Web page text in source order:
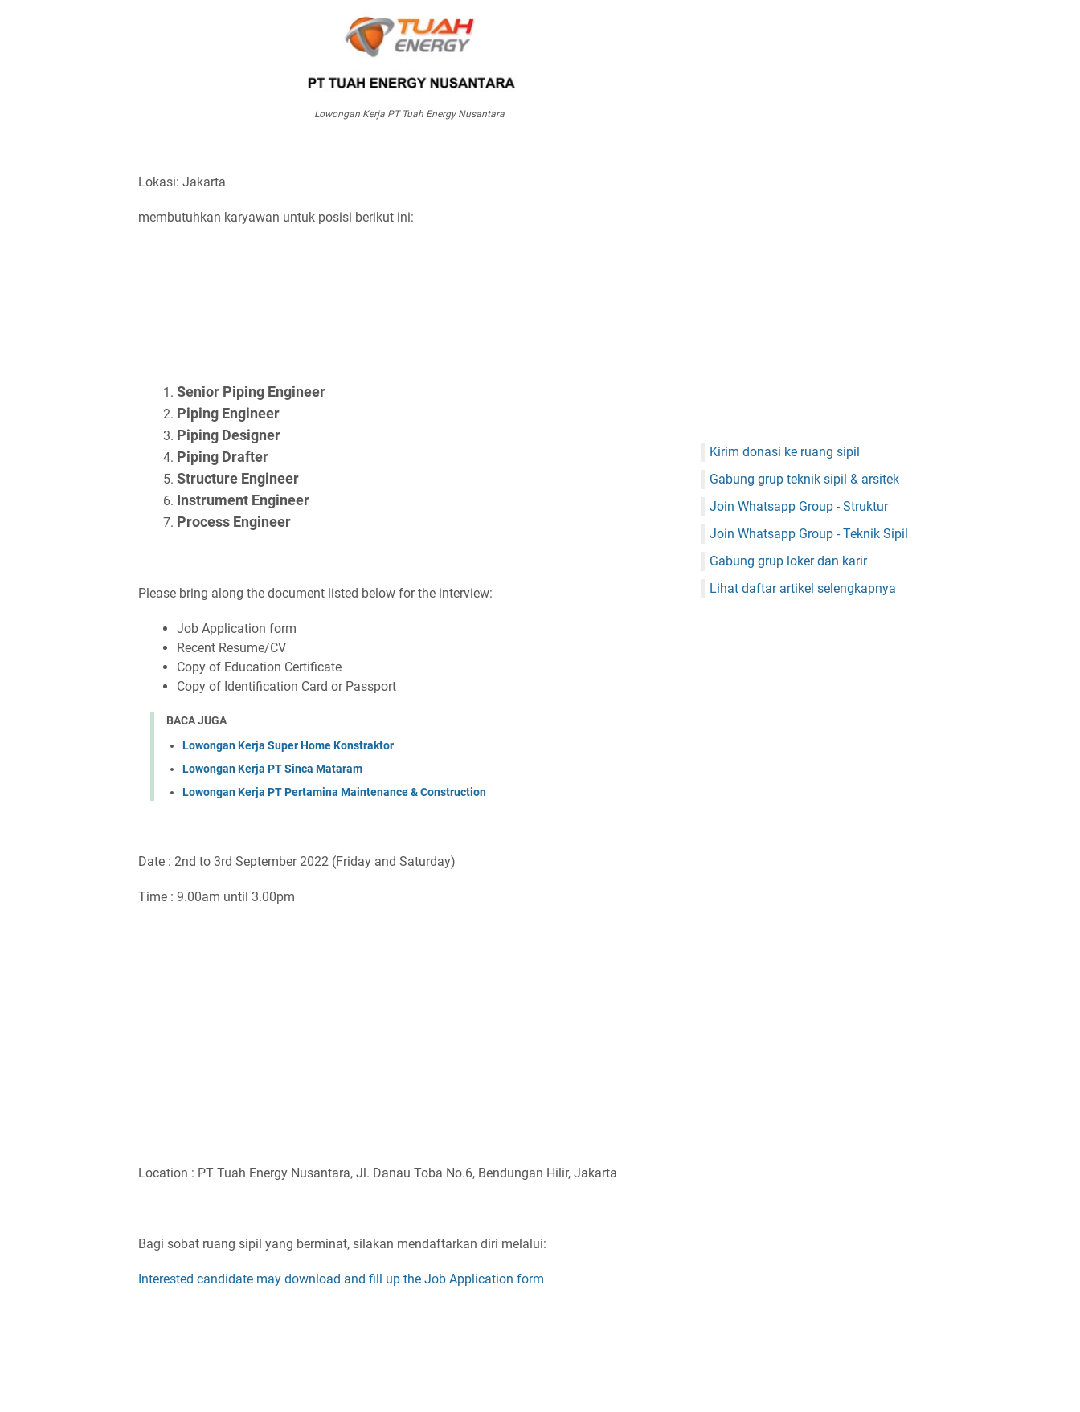
Lowongan Kerja PT Tuah Energy Nusantara
Lokasi: Jakarta
membutuhkan karyawan untuk posisi berikut ini:
Senior Piping Engineer
Piping Engineer
Piping Designer
Piping Drafter
Structure Engineer
Instrument Engineer
Process Engineer
Please bring along the document listed below for the interview:
Job Application form
Recent Resume/CV
Copy of Education Certificate
Copy of Identification Card or Passport
BACA JUGA
Lowongan Kerja Super Home Konstraktor
Lowongan Kerja PT Sinca Mataram
Lowongan Kerja PT Pertamina Maintenance & Construction
Date : 2nd to 3rd September 2022 (Friday and Saturday)
Time : 9.00am until 3.00pm
Location : PT Tuah Energy Nusantara, Jl. Danau Toba No.6, Bendungan Hilir, Jakarta
Bagi sobat ruang sipil yang berminat, silakan mendaftarkan diri melalui:
Interested candidate may download and fill up the Job Application form
Kirim donasi ke ruang sipil
Gabung grup teknik sipil & arsitek
Join Whatsapp Group - Struktur
Join Whatsapp Group - Teknik Sipil
Gabung grup loker dan karir
Lihat daftar artikel selengkapnya